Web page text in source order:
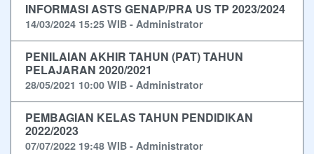
INFORMASI ASTS GENAP/PRA US TP 2023/2024
14/03/2024 15:25 WIB - Administrator
PENILAIAN AKHIR TAHUN (PAT) TAHUN
PELAJARAN 2020/2021
28/05/2021 10:00 WIB - Administrator
PEMBAGIAN KELAS TAHUN PENDIDIKAN
2022/2023
07/07/2022 19:48 WIB - Administrator